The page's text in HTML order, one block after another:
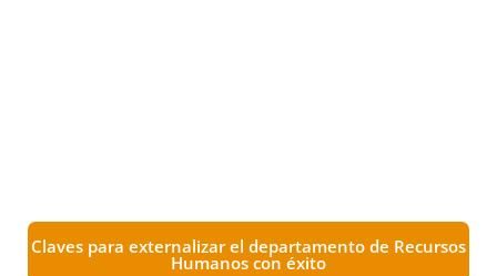
Claves para externalizar el departamento de Recursos
Humanos con éxito